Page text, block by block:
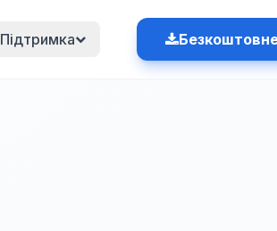
Підтримка